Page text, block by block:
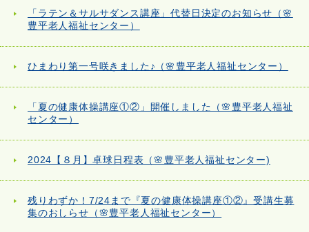
「ラテン＆サルサダンス講座」代替日決定のお知らせ（🌸
豊平老人福祉センター）
ひまわり第一号咲きました♪（🌸豊平老人福祉センター）
「夏の健康体操講座①②」開催しました（🌸豊平老人福祉
センター）
2024【８月】卓球日程表（🌸豊平老人福祉センター)
残りわずか！7/24まで『夏の健康体操講座①②』受講生募
集のおしらせ（🌸豊平老人福祉センター）